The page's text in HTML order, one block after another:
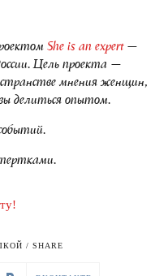
She is an expert—
Цель проекта —
мнения женщин,
делиться опытом.
/ SHARE